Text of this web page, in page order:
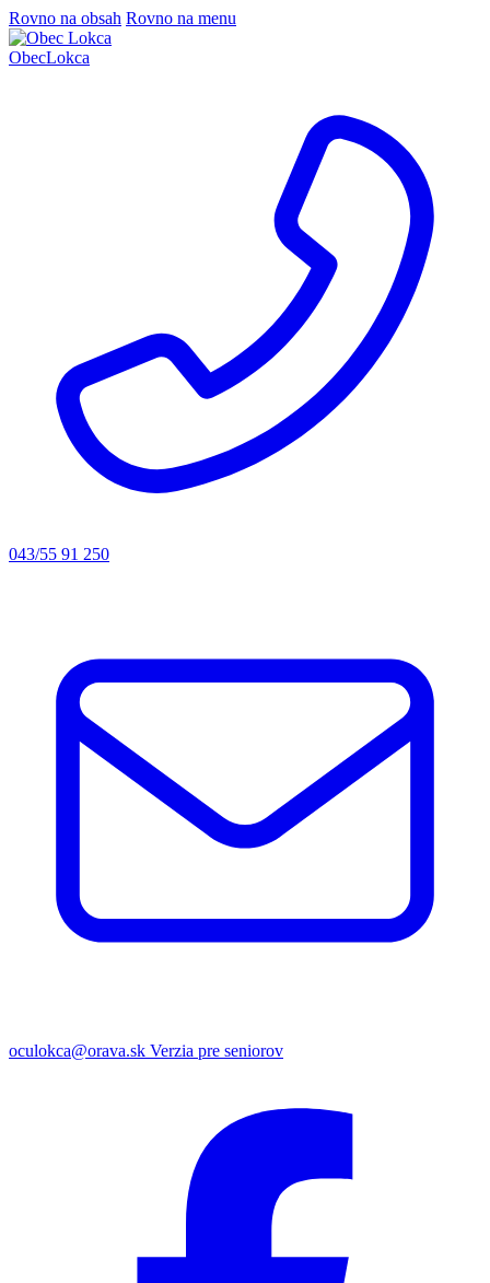
Rovno na obsah Rovno na menu
ObecLokca
043/55 91 250
oculokca@orava.sk Verzia pre seniorov